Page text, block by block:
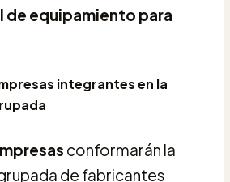
de equipamiento para
integrantes en la
conformarán la
de fabricantes